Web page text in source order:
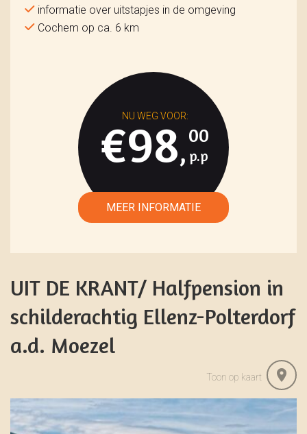
informatie over uitstapjes in de omgeving
Cochem op ca. 6 km
€98,
00
UIT DE KRANT/ Halfpension in
schilderachtig Ellenz-Polterdorf
a.d. Moezel
Toon op kaart